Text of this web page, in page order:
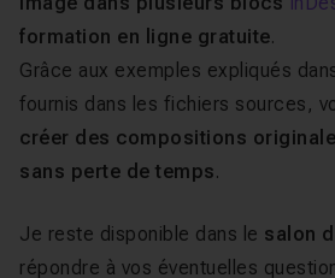
formation en ligne gratuite.
Grâce aux exemples expliqués
fournis dans les fichiers sources,
créer des compositions
sans perte de temps.
Je reste disponible dans le salon
répondre à vos éventuelles